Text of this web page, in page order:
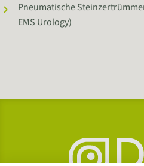
Pneumatische
EMS Urology)